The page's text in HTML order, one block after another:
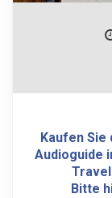
Kaufen Sie
Audioguide
Bitte